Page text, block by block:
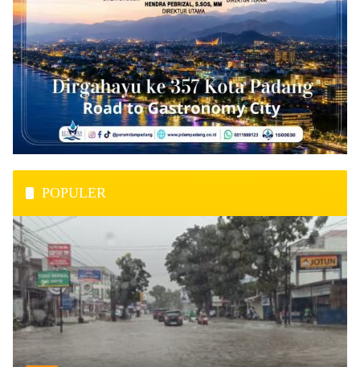
POPULER